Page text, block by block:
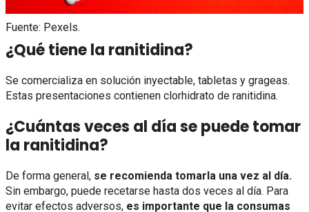
Fuente: Pexels.
¿Qué tiene la ranitidina?
Se comercializa en solución inyectable, tabletas y grageas.
Estas presentaciones contienen clorhidrato de ranitidina.
¿Cuántas veces al día se puede tomar
la ranitidina?
De forma general, se recomienda tomarla una vez al día.
Sin embargo, puede recetarse hasta dos veces al día. Para
evitar efectos adversos, es importante que la consumas